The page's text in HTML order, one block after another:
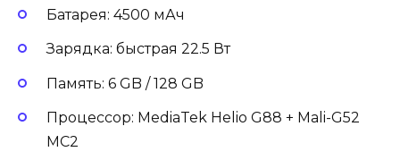
Батарея: 4500 мАч
Зарядка: быстрая 22.5 Вт
Память: 6 GB / 128 GB
Процессор: MediaTek Helio G88 + Mali-G52
MC2